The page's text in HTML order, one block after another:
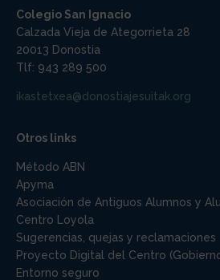
Colegio San Ignacio
Calzada Vieja de Ategorrieta 28
20013 Donostia
Tlf: 943 289 500
ikastetxea@donostiajesuitak.org
Otros links
Método ABN
Apyma
Asociación de Antiguos Alumnos y
Centro Loyola
Sugerencias, quejas y reclamaciones
Proyecto Digital del Centro
Entorno seguro